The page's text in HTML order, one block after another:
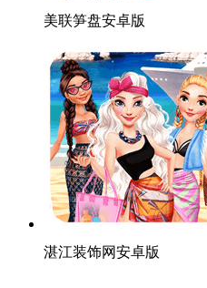
美联笋盘安卓版
湛江装饰网安卓版